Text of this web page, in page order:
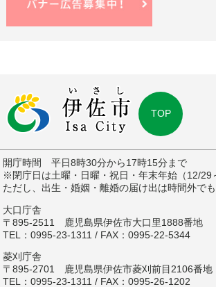
TOP
開庁時間 平日8時30分から17時15分まで
※閉庁日は土曜・日曜・祝日・年末年始（12/29
ただし、出生・婚姻・離婚の届け出は時間外でも
大口庁舎
〒895-2511 鹿児島県伊佐市大口里1888番地
TEL：0995-23-1311 / FAX：0995-22-5344
菱刈庁舎
〒895-2701 鹿児島県伊佐市菱刈前目2106番地
TEL：0995-23-1311 / FAX：0995-26-1202